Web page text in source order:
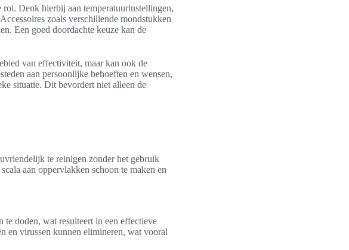
Denk hierbij aan temperatuurinstellingen,
zoals verschillende mondstukken
Een goed doordachte keuze kan de
van effectiviteit, maar kan ook de
aan persoonlijke behoeften en wensen,
situatie. Dit bevordert niet alleen de
te reinigen zonder het gebruik
aan oppervlakken schoon te maken en
te doden, wat resulteert in een effectieve
en virussen kunnen elimineren, wat vooral